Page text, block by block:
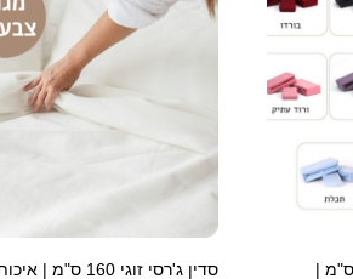
סדין ג'רסי מיטה וחצי 120 ס"מ |
לבחור
סדין ג'רסי זוגי 160 ס"מ |
מספר
סוגים.
ניתן